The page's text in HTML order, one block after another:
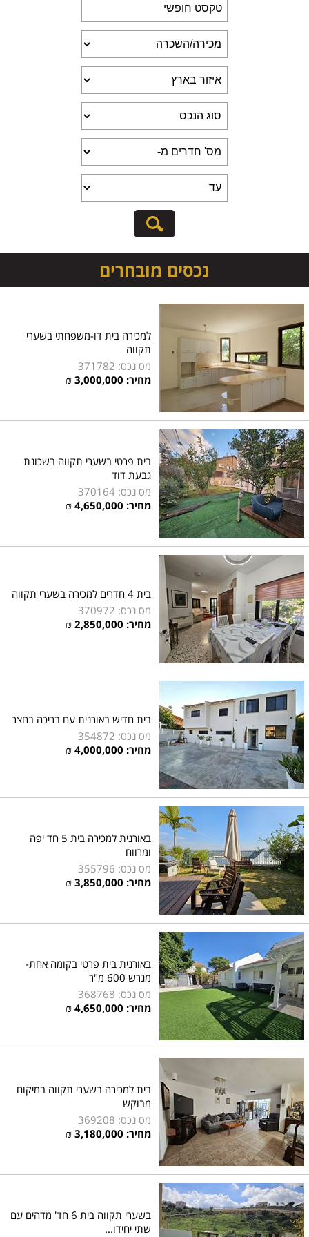
נכסים מובחרים
למכירה בית דו-משפחתי בשערי
תקווה
מס נכס: 371782
מחיר: 3,000,000
₪
בית פרטי בשערי תקווה בשכונת
גבעת דוד
מס נכס: 370164
מחיר: 4,650,000
₪
בית 4 חדרים למכירה בשערי תקווה
מס נכס: 370972
מחיר: 2,850,000
₪
בית חדיש באורנית עם בריכה בחצר
מס נכס: 354872
מחיר: 4,000,000
₪
באורנית למכירה בית 5 חד יפה
ומרווח
מס נכס: 355796
מחיר: 3,850,000
₪
באורנית בית פרטי בקומה אחת-
מגרש 600 מ"ר
מס נכס: 368768
מחיר: 4,650,000
₪
בית למכירה בשערי תקווה במיקום
מבוקש
מס נכס: 369208
מחיר: 3,180,000
₪
בשערי תקווה בית 6 חד' מדהים עם
שתי יחידו...